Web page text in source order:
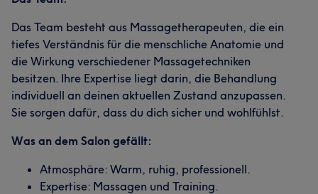
Das Team besteht aus Massagetherapeuten, die ein
tiefes Verständnis für die menschliche Anatomie und
die Wirkung verschiedener Massagetechniken
besitzen. Ihre Expertise liegt darin, die Behandlung
individuell an deinen aktuellen Zustand anzupassen.
Sie sorgen dafür, dass du dich sicher und wohlfühlst.
Was an dem Salon gefällt:
Atmosphäre: Warm, ruhig, professionell.
Expertise: Massagen und Training.